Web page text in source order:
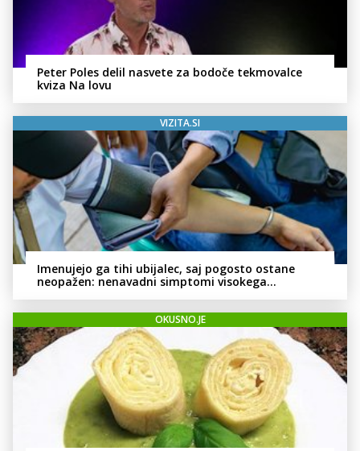
Peter Poles delil nasvete za bodoče tekmovalce
kviza Na lovu
VIZITA.SI
Imenujejo ga tihi ubijalec, saj pogosto ostane
neopažen: nenavadni simptomi visokega
OKUSNO.JE